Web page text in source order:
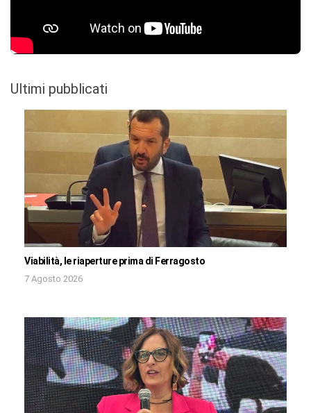
Ultimi pubblicati
Viabilità, le riaperture prima di Ferragosto
7 Agosto 2026